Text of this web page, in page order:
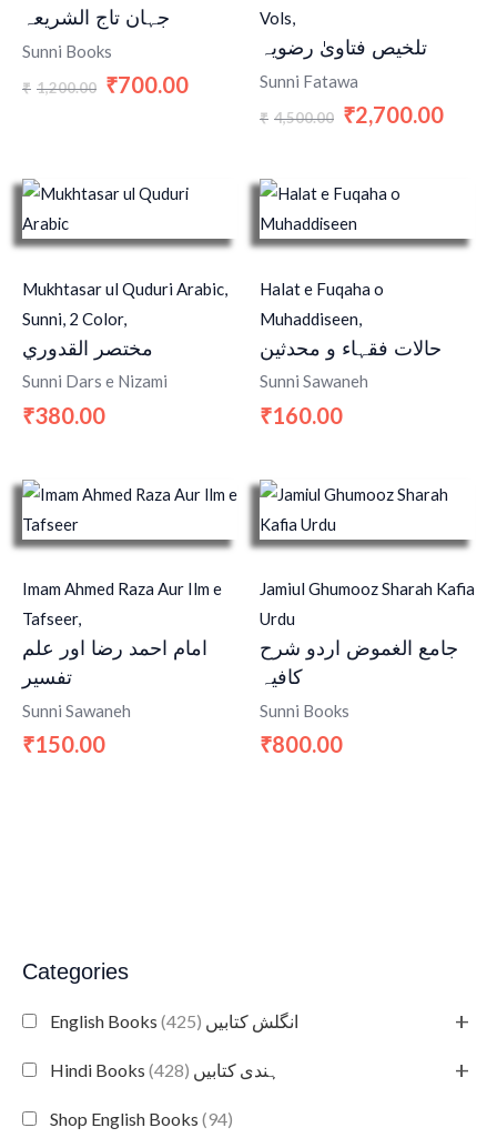
Categories
English Books انگلش کتابیں (425) +
Hindi Books ہندی کتابیں (428) +
Shop English Books (94)
جہان تاج الشریعہ
Sunni Books
₹ 1,200.00 ₹700.00
Vols,
تلخیص فتاویٰ رضویہ
Sunni Fatawa
₹ 4,500.00 ₹2,700.00
Mukhtasar ul Quduri Arabic,
Sunni, 2 Color,
مختصر القدوري
Sunni Dars e Nizami
₹380.00
Halat e Fuqaha o
Muhaddiseen,
حالات فقہاء و محدثین
Sunni Sawaneh
₹160.00
Imam Ahmed Raza Aur Ilm e
Tafseer,
امام احمد رضا اور علم
تفسیر
Sunni Sawaneh
₹150.00
Jamiul Ghumooz Sharah Kafia
Urdu
جامع الغموض اردو شرح
کافیہ
Sunni Books
₹800.00